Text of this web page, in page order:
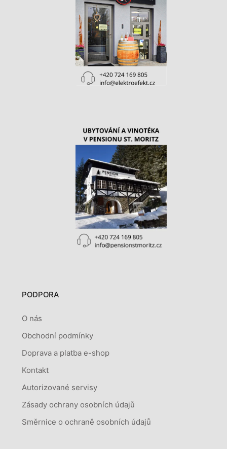
PODPORA
O nás
Obchodní podmínky
Doprava a platba e-shop
Kontakt
Autorizované servisy
Zásady ochrany osobních údajů
Směrnice o ochraně osobních údajů